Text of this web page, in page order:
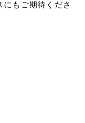
もご期待くださ